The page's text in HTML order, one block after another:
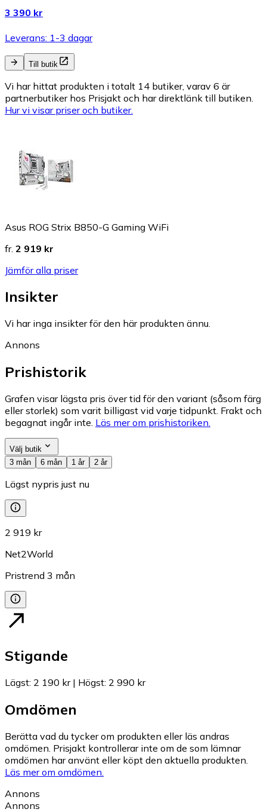
3 390 kr
Leverans: 1-3 dagar
Till butik
Vi har hittat produkten i totalt 14 butiker, varav 6 är
partnerbutiker hos Prisjakt och har direktlänk till butiken.
Hur vi visar priser och butiker.
Asus ROG Strix B850-G Gaming WiFi
fr. 2 919 kr
Jämför alla priser
Insikter
Vi har inga insikter för den här produkten ännu.
Annons
Prishistorik
Grafen visar lägsta pris över tid för den variant (såsom färg
eller storlek) som varit billigast vid varje tidpunkt. Frakt och
begagnat ingår inte. Läs mer om prishistoriken.
Välj butik
3 mån
6 mån 1 år 2 år
Lägst nypris just nu
2 919 kr
Net2World
Pristrend 3 mån
Stigande
Lägst: 2 190 kr| Högst: 2 990 kr
Omdömen
Berätta vad du tycker om produkten eller läs andras
omdömen. Prisjakt kontrollerar inte om de som lämnar
omdömen har använt eller köpt den aktuella produkten.
Läs mer om omdömen.
Annons
Annons